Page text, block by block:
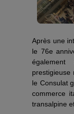
Après une
le 76e
prestigieuse
le Consulat
commerce
transalpine